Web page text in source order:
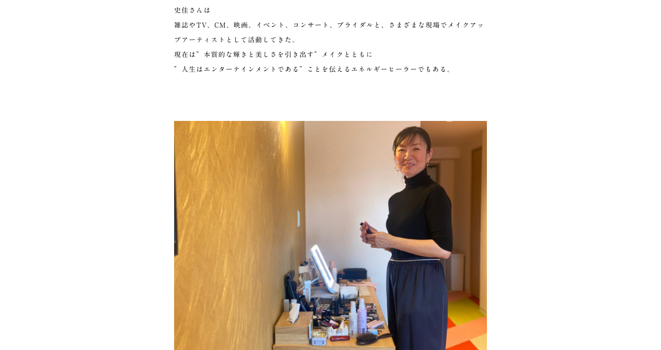
史佳さんは
雑誌やTV、CM、映画、イベント、コンサート、ブライダルと、さまざまな現場でメイクアッ
プアーティストとして活動してきた。
現在は”本質的な輝きと美しさを引き出す”メイクとともに
”人生はエンターテインメントである”ことを伝えるエネルギーヒーラーでもある。